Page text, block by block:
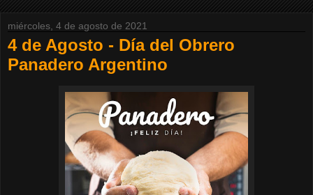
miércoles, 4 de agosto de 2021
4 de Agosto - Día del Obrero
Panadero Argentino